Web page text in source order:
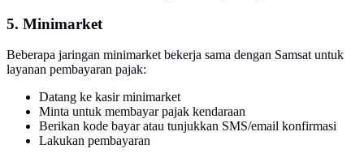
5. Minimarket
Beberapa jaringan minimarket bekerja sama dengan Samsat untuk
layanan pembayaran pajak:
Datang ke kasir minimarket
Minta untuk membayar pajak kendaraan
Berikan kode bayar atau tunjukkan SMS/email konfirmasi
Lakukan pembayaran